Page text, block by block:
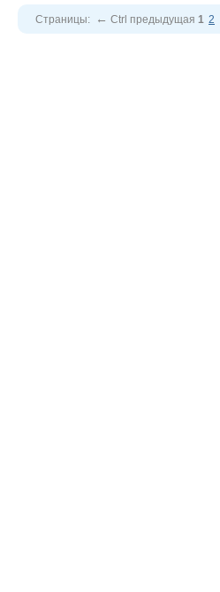
Страницы: ← Ctrl предыдущая 1 2